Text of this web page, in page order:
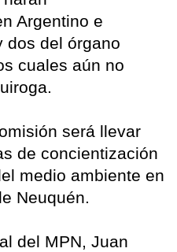
Argentino e
dos del órgano
cuales aún no
será llevar
de concientización
medio ambiente en
Neuquén.
del MPN, Juan